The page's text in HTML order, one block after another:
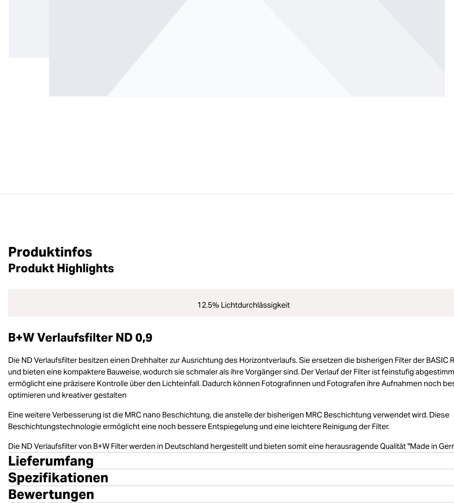
Produktinfos
Produkt Highlights
12.5% Lichtdurchlässigkeit
B+W Verlaufsfilter ND 0,9
Die ND Verlaufsfilter besitzen einen Drehhalter zur Ausrichtung des Horizontverlaufs. Sie ersetzen die bisherigen Filter der BASIC
und bieten eine kompaktere Bauweise, wodurch sie schmaler als ihre Vorgänger sind. Der Verlauf der Filter ist feinstufig
ermöglicht eine präzisere Kontrolle über den Lichteinfall. Dadurch können Fotografinnen und Fotografen ihre Aufnahmen noch
optimieren und kreativer gestalten
Eine weitere Verbesserung ist die MRC nano Beschichtung, die anstelle der bisherigen MRC Beschichtung verwendet wird. Diese
Beschichtungstechnologie ermöglicht eine noch bessere Entspiegelung und eine leichtere Reinigung der Filter.
Die ND Verlaufsfilter von B+W Filter werden in Deutschland hergestellt und bieten somit eine herausragende Qualität "Made in
Lieferumfang
Spezifikationen
Bewertungen